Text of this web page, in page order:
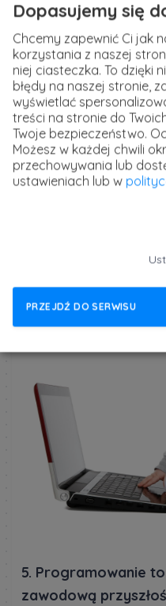
Komputery i
otacza nas wszędzie,
większej liczbie
jeszcze nasilała się w
człowiek musi posiadać
świecie zdominowanym
wcześniej się tego nauczy,
to także zdolność
odkrywanie ich
5. Programowanie
zawodową
Dopasujemy się
Chcemy zapewnić Ci jak
korzystania z naszej
niej ciasteczka. To dzięki
błędy na naszej stronie,
wyświetlać
treści na stronie do
Twoje bezpieczeństwo.
Możesz w każdej chwili
przechowywania lub
ustawieniach lub w
PRZEJDŹ DO SERWISU